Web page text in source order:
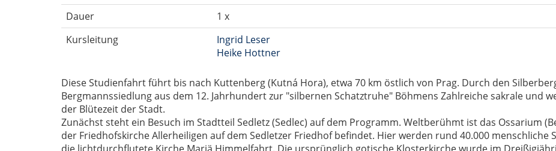
Dauer
1 x
Kursleitung
Ingrid Leser
Heike Hottner
Diese Studienfahrt führt bis nach Kuttenberg (Kutná Hora), etwa 70 km östlich von Prag. Durch den
Bergmannssiedlung aus dem 12. Jahrhundert zur "silbernen Schatztruhe" Böhmens Zahlreiche sakrale und
der Blütezeit der Stadt.
Zunächst steht ein Besuch im Stadtteil Sedletz (Sedlec) auf dem Programm. Weltberühmt ist das Ossarium
der Friedhofskirche Allerheiligen auf dem Sedletzer Friedhof befindet. Hier werden rund 40.000 menschliche